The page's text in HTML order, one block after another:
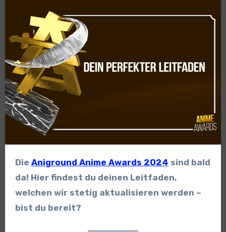
Die Aniground Anime Awards 2024 sind bald
da! Hier findest du deinen Leitfaden,
welchen wir stetig aktualisieren werden –
bist du bereit?